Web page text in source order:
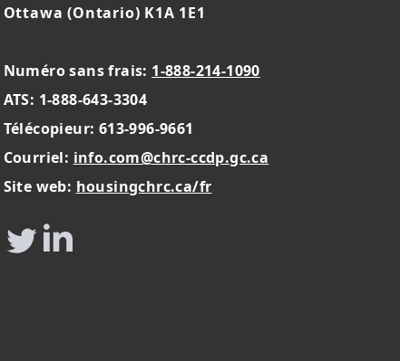
Ottawa (Ontario) K1A 1E1
Numéro sans frais: 1-888-214-1090
ATS: 1-888-643-3304
Télécopieur: 613-996-9661
Courriel: info.com@chrc-ccdp.gc.ca
Site web: housingchrc.ca/fr
TwitterLinkedIn